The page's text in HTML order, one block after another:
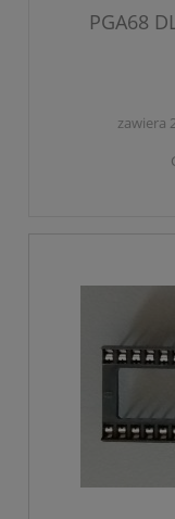
PGA68
zawiera